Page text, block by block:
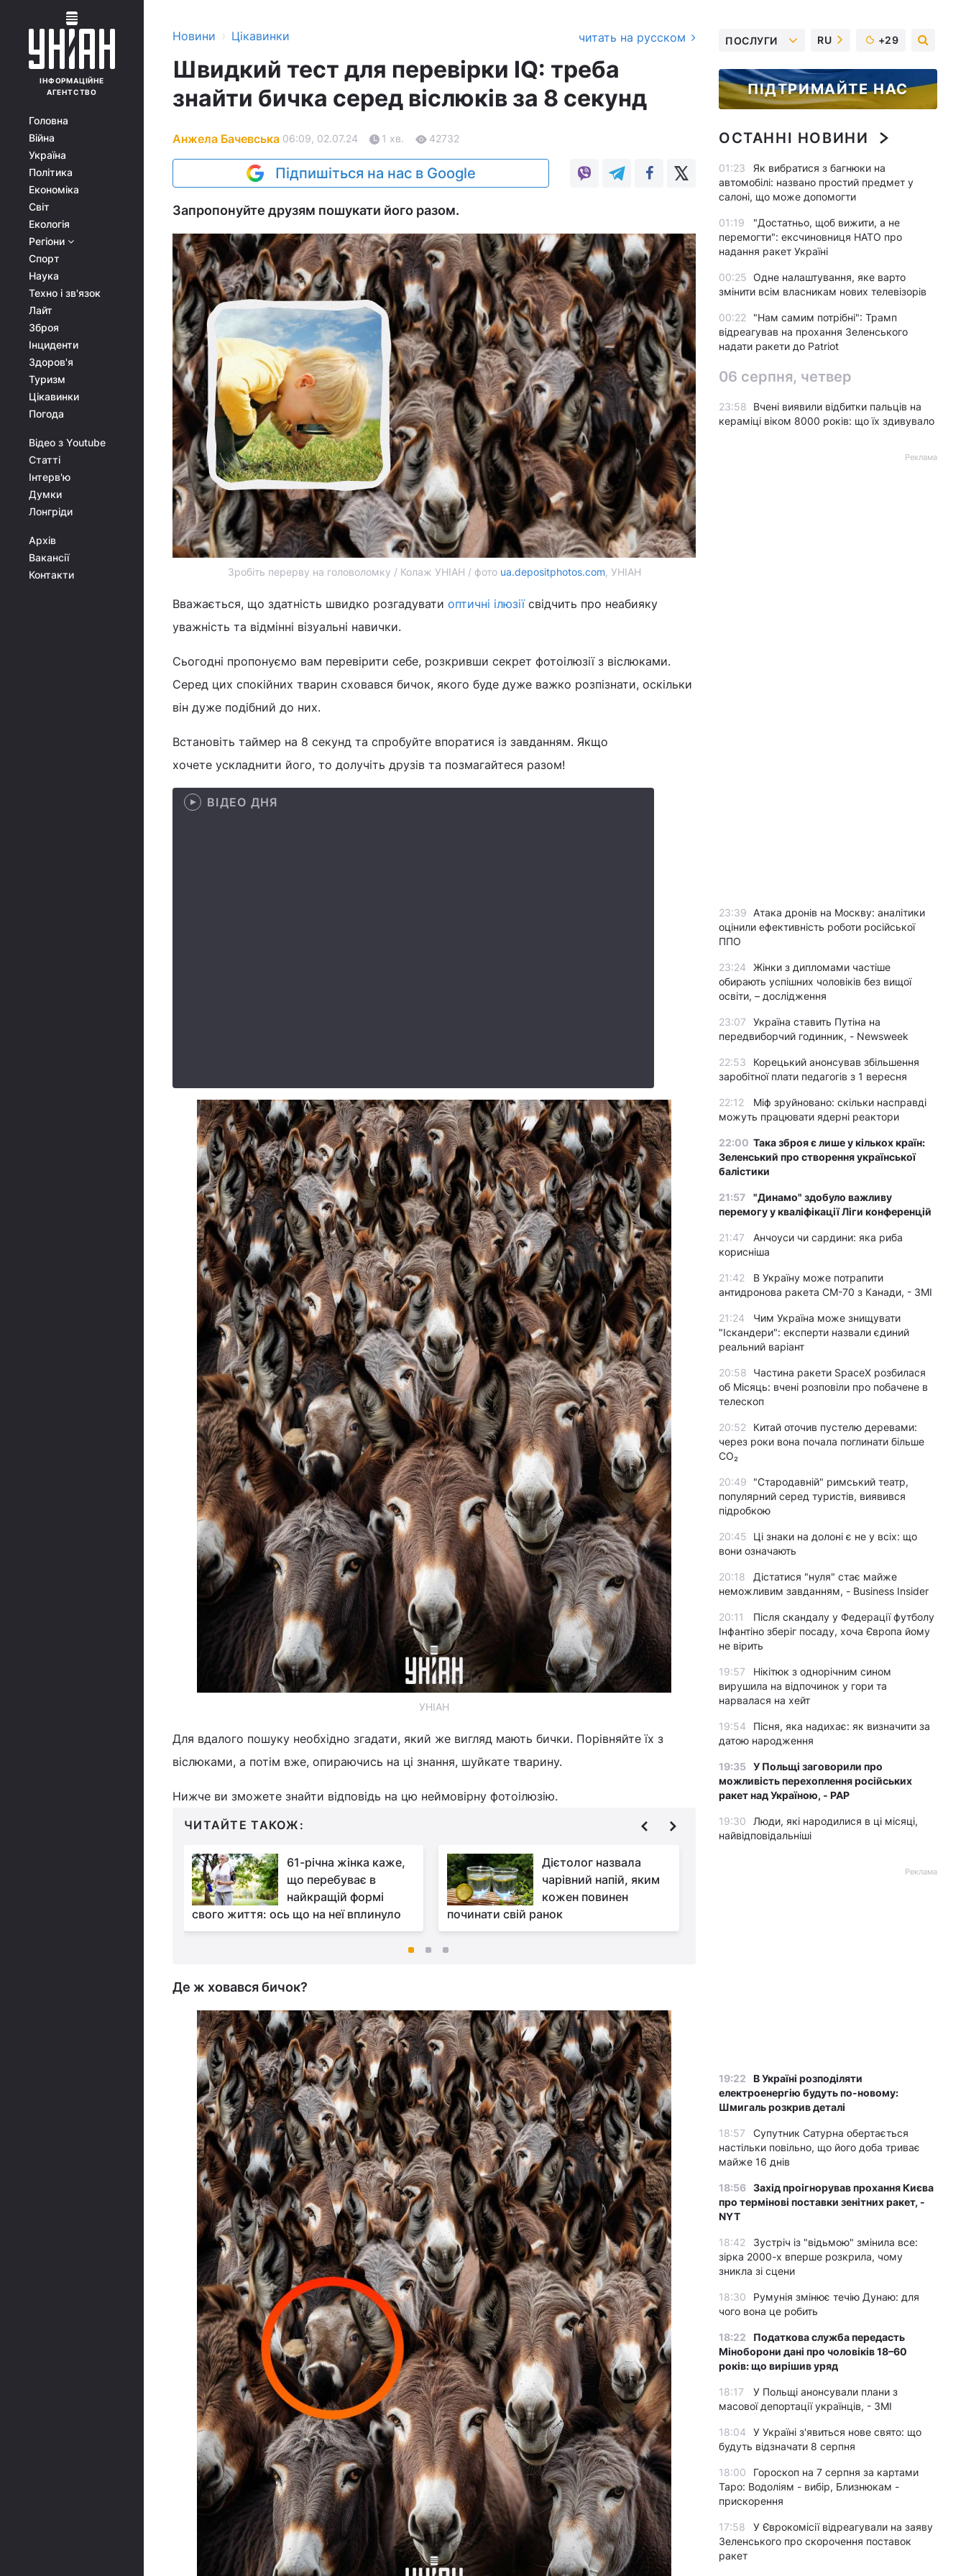
ІНФОРМАЦІЙНЕ
АГЕНТСТВО
Головна
Війна
Україна
Політика
Економіка
Світ
Екологія
Регіони
Спорт
Наука
Техно і зв'язок
Лайт
Зброя
Інциденти
Здоров'я
Туризм
Цікавинки
Погода
Відео з Youtube
Статті
Інтерв'ю
Думки
Лонгріди
Архів
Вакансії
Контакти
Новини › Цікавинки читать на русском
Швидкий тест для перевірки IQ: треба
знайти бичка серед віслюків за 8 секунд
Анжела Бачевська 06:09, 02.07.24 1 хв. 42732
Підпишіться на нас в Google
Запропонуйте друзям пошукати його разом.
Зробіть перерву на головоломку / Колаж УНІАН / фото ua.depositphotos.com, УНІАН
Вважається, що здатність швидко розгадувати оптичні ілюзіїсвідчить про неабияку
уважність та відмінні візуальні навички.
Сьогодні пропонуємо вам перевірити себе, розкривши секрет фотоілюзії з віслюками.
Серед цих спокійних тварин сховався бичок, якого буде дуже важко розпізнати, оскільки
він дуже подібний до них.
Встановіть таймер на 8 секунд та спробуйте впоратися із завданням. Якщо
хочете ускладнити його, то долучіть друзів та позмагайтеся разом!
ВІДЕО ДНЯ
УНІАН
Для вдалого пошуку необхідно згадати, який же вигляд мають бички. Порівняйте їх з
віслюками, а потім вже, опираючись на ці знання, шуйкате тварину.
Нижче ви зможете знайти відповідь на цю неймовірну фотоілюзію.
ЧИТАЙТЕ ТАКОЖ:
61-річна жінка каже,
що перебуває в
найкращій формі
свого життя: ось що на неї вплинуло
Дієтолог назвала
чарівний напій, яким
кожен повинен
починати свій ранок
Де ж ховався бичок?
ПОСЛУГИ RU +29
ПІДТРИМАЙТЕ НАС
ОСТАННІ НОВИНИ
01:23
Як вибратися з багнюки на
автомобілі: названо простий предмет у
салоні, що може допомогти
01:19
"Достатньо, щоб вижити, а не
перемогти": ексчиновниця НАТО про
надання ракет Україні
00:25 Одне налаштування, яке варто
змінити всім власникам нових телевізорів
00:22
"Нам самим потрібні": Трамп
відреагував на прохання Зеленського
надати ракети до Patriot
06 серпня, четвер
23:58
Вчені виявили відбитки пальців на
кераміці віком 8000 років: що їх здивувало
Реклама
23:39
Атака дронів на Москву: аналітики
оцінили ефективність роботи російської
ППО
23:24
Жінки з дипломами частіше
обирають успішних чоловіків без вищої
освіти, – дослідження
23:07
Україна ставить Путіна на
передвиборчий годинник, - Newsweek
22:53
Корецький анонсував збільшення
заробітної плати педагогів з 1 вересня
22:12
Міф зруйновано: скільки насправді
можуть працювати ядерні реактори
22:00 Така зброя є лише у кількох країн:
Зеленський про створення української
балістики
21:57
"Динамо" здобуло важливу
перемогу у кваліфікації Ліги конференцій
21:47
Анчоуси чи сардини: яка риба
корисніша
21:42
В Україну може потрапити
антидронова ракета CM-70 з Канади, - ЗМІ
21:24
Чим Україна може знищувати
"Іскандери": експерти назвали єдиний
реальний варіант
20:58
Частина ракети SpaceX розбилася
об Місяць: вчені розповіли про побачене в
телескоп
20:52
Китай оточив пустелю деревами:
через роки вона почала поглинати більше
CO₂
20:49
"Стародавній" римський театр,
популярний серед туристів, виявився
підробкою
20:45
Ці знаки на долоні є не у всіх: що
вони означають
20:18
Дістатися "нуля" стає майже
неможливим завданням, - Business Insider
20:11
Після скандалу у Федерації футболу
Інфантіно зберіг посаду, хоча Європа йому
не вірить
19:57
Нікітюк з однорічним сином
вирушила на відпочинок у гори та
нарвалася на хейт
19:54
Пісня, яка надихає: як визначити за
датою народження
19:35 У Польщі заговорили про
можливість перехоплення російських
ракет над Україною, - PAP
19:30
Люди, які народилися в ці місяці,
найвідповідальніші
Реклама
19:22
В Україні розподіляти
електроенергію будуть по-новому:
Шмигаль розкрив деталі
18:57
Супутник Сатурна обертається
настільки повільно, що його доба триває
майже 16 днів
18:56 Захід проігнорував прохання Києва
про термінові поставки зенітних ракет, -
NYT
18:42
Зустріч із "відьмою" змінила все:
зірка 2000-х вперше розкрила, чому
зникла зі сцени
18:30
Румунія змінює течію Дунаю: для
чого вона це робить
18:22
Податкова служба передасть
Міноборони дані про чоловіків 18–60
років: що вирішив уряд
18:17
У Польщі анонсували плани з
масової депортації українців, - ЗМІ
18:04
У Україні з'явиться нове свято: що
будуть відзначати 8 серпня
18:00
Гороскоп на 7 серпня за картами
Таро: Водоліям - вибір, Близнюкам -
прискорення
17:58
У Єврокомісії відреагували на заяву
Зеленського про скорочення поставок
ракет